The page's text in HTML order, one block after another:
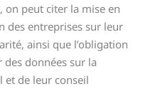
on peut citer la mise en
des entreprises sur leur
ainsi que l’obligation
données sur la
et de leur conseil